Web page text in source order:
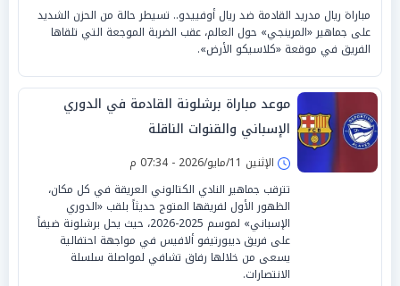
مباراة ريال مدريد القادمة ضد ريال أوفييدو.. تسيطر حالة من الحزن الشديد
على جماهير «المرينجي» حول العالم، عقب الضربة الموجعة التي تلقاها
الفريق في موقعة «كلاسيكو الأرض».
موعد مباراة برشلونة القادمة في الدوري
الإسباني والقنوات الناقلة
الإثنين 11/مايو/2026 - 07:34 م
تترقب جماهير النادي الكتالوني العريقة في كل مكان،
الظهور الأول لفريقها المتوج حديثاً بلقب «الدوري
الإسباني» لموسم 2025-2026، حيث يحل برشلونة ضيفاً
على فريق ديبورتيفو ألافيس في مواجهة احتفالية
يسعى من خلالها رفاق تشافي لمواصلة سلسلة
الانتصارات.